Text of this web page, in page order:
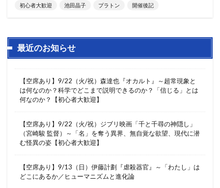
初心者大歓迎 池田晶子 プラトン 開催後記
最近のお知らせ
【空席あり】9/22（火/祝）森達也『オカルト』～超常現象と
は何なのか？科学でどこまで説明できるのか？「信じる」とは
何なのか？【初心者大歓迎】
【空席あり】9/22（火/祝）ジブリ映画「千と千尋の神隠し」
（宮崎駿 監督）～「名」を奪う異界、無自覚な欲望、現代に潜
む怪異の姿【初心者大歓迎】
【空席あり】9/13（日）伊藤計劃『虐殺器官』～「わたし」は
どこにあるか／ヒューマニズムと進化論